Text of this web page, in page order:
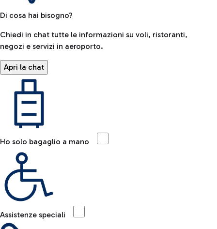
Di cosa hai bisogno?
Chiedi in chat tutte le informazioni su voli, ristoranti,
negozi e servizi in aeroporto.
Apri la chat
Ho solo bagaglio a mano
Assistenze speciali